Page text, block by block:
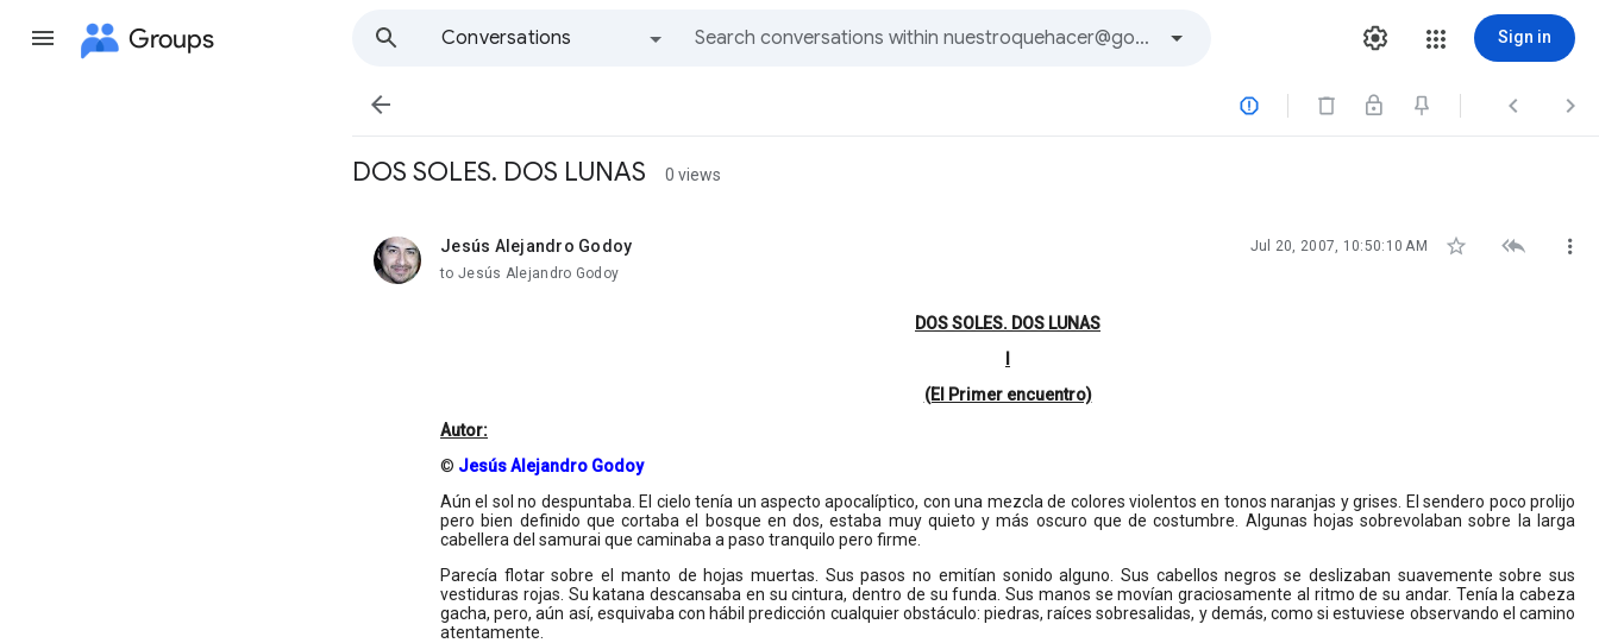
Groups
Conversations
Sign in
   
DOS SOLES. DOS LUNAS 0 views
Jesús Alejandro Godoy
unread, Jul 20, 2007, 10:50:10 AM   
to Jesús Alejandro Godoy
DOS SOLES. DOS LUNAS
(El Primer encuentro)
Autor:
© Jesús Alejandro Godoy
Aún el sol no despuntaba. El cielo tenía un aspecto apocalíptico, con una mezcla de colores violentos en tonos naranjas y grises. El sendero poco prolijo
pero bien definido que cortaba el bosque en dos, estaba muy quieto y más oscuro que de costumbre. Algunas hojas sobrevolaban sobre la larga
cabellera del samurai que caminaba a paso tranquilo pero firme.
Parecía flotar sobre el manto de hojas muertas. Sus pasos no emitían sonido alguno. Sus cabellos negros se deslizaban suavemente sobre sus
vestiduras rojas. Su katana descansaba en su cintura, dentro de su funda. Sus manos se movían graciosamente al ritmo de su andar. Tenía la cabeza
gacha, pero, aún así, esquivaba con hábil predicción cualquier obstáculo: piedras, raíces sobresalidas, y demás, como si estuviese observando el camino
atentamente.